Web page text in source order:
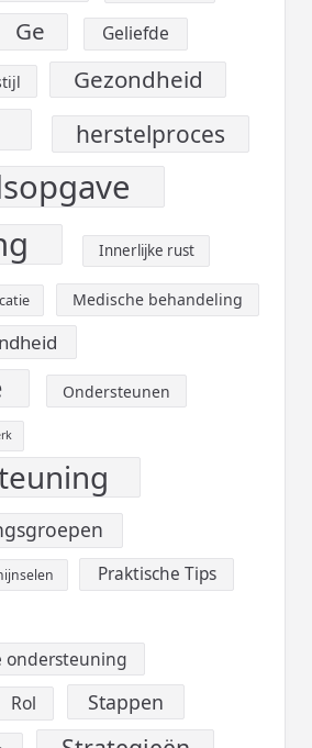
Ge Geliefde
Gezondheid
herstelproces
Innerlijke rust
Medische behandeling
Ondersteunen
Praktische Tips
ondersteuning
Rol Stappen